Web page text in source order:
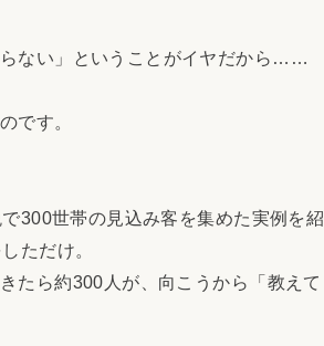
ない」ということがイヤだから……
です。
300世帯の見込み客を集めた実例を紹
ただけ。
ら約300人が、向こうから「教えて